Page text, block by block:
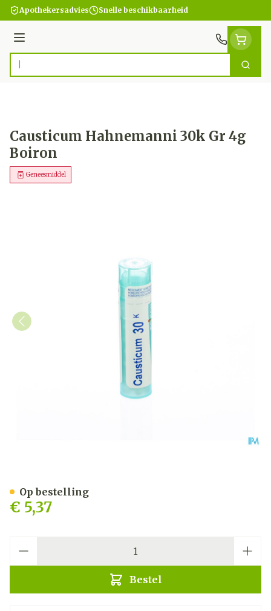
Ga naar de inhoud
Apothekersadvies Snelle beschikbaarheid
Menu
Product, merk, categorie... Zoek
Causticum Hahnemanni 30k Gr 4g
Boiron
Geneesmiddel
€ 5,37
Bestel
Op bestelling